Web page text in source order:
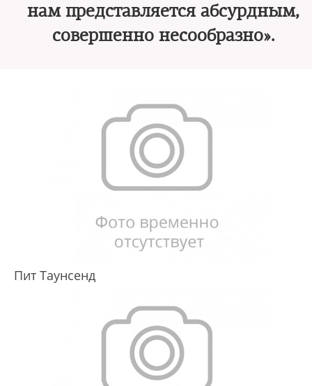
нам представляется абсурдным,
совершенно несообразно».
Пит Таунсенд